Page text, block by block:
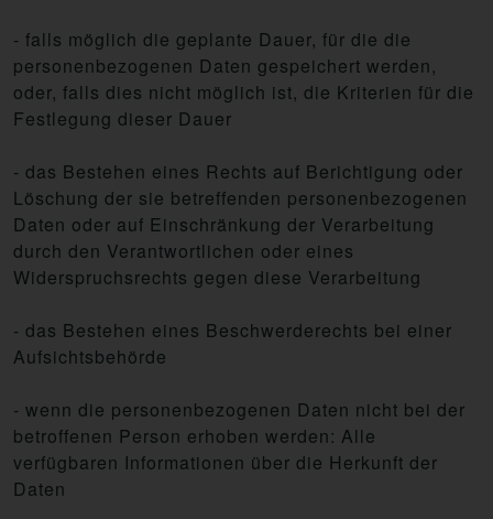
- falls möglich die geplante Dauer, für die die
personenbezogenen Daten gespeichert werden,
oder, falls dies nicht möglich ist, die Kriterien für die
Festlegung dieser Dauer
- das Bestehen eines Rechts auf Berichtigung oder
Löschung der sie betreffenden personenbezogenen
Daten oder auf Einschränkung der Verarbeitung
durch den Verantwortlichen oder eines
Widerspruchsrechts gegen diese Verarbeitung
- das Bestehen eines Beschwerderechts bei einer
Aufsichtsbehörde
- wenn die personenbezogenen Daten nicht bei der
betroffenen Person erhoben werden: Alle
verfügbaren Informationen über die Herkunft der
Daten